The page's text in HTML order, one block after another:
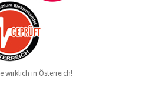
wirklich in Österreich!